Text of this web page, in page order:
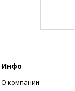
Инфо
О компании